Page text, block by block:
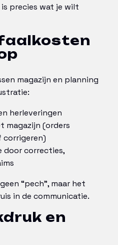
precies wat je wilt
magazijn en planning
herleveringen
magazijn (orders
corrigeren)
door correcties,
“pech”, maar het
in de communicatie.
en